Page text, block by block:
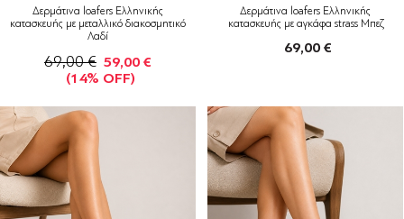
Δερμάτινα loafers Ελληνικής
κατασκευής με μεταλλικό διακοσμητικό
Λαδί
69,00 € 59,00 €
(14% OFF)
Δερμάτινα loafers Ελληνικής
κατασκευής με αγκάφα strass Μπεζ
69,00 €